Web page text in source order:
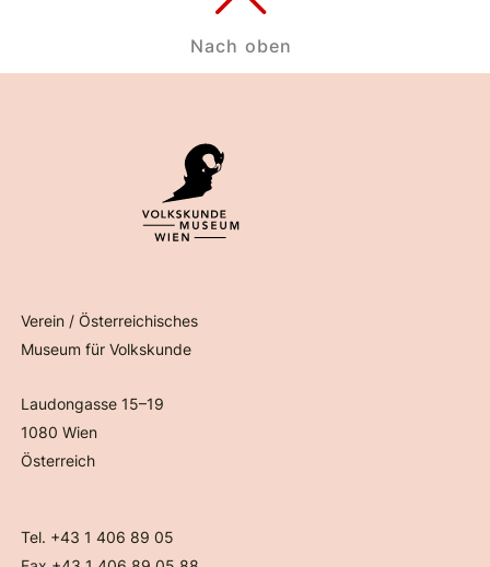
Verein / Österreichisches
Museum für Volkskunde
Laudongasse 15–19
1080 Wien
Österreich
Tel. +43 1 406 89 05
Nach oben